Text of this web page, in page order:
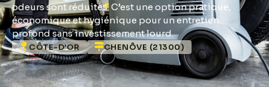
odeurs sont réduites. C’est une option pratique,
économique et hygiénique pour un entretien
profond sans investissement lourd.
CÔTE-D’OR CHENÔVE (21300)